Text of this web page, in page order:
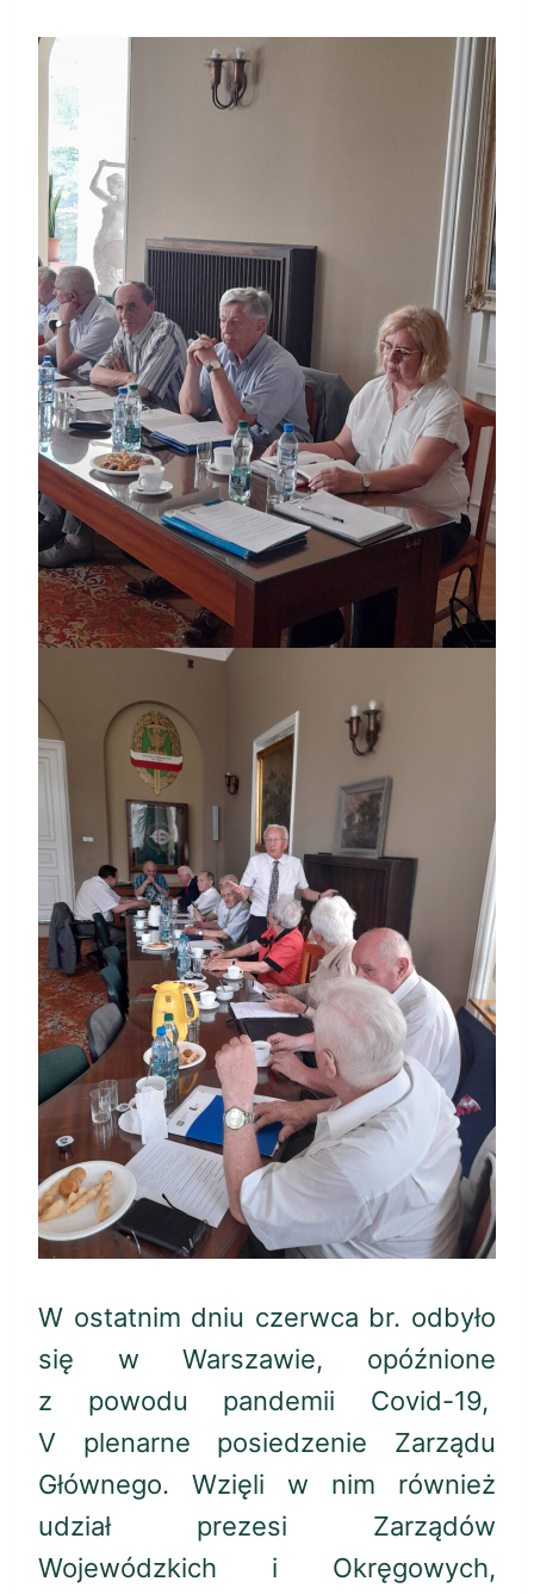
W ostatnim dniu czerwca br. odbyło
się w Warszawie, opóźnione
z powodu pandemii Covid-19,
V plenarne posiedzenie Zarządu
Głównego. Wzięli w nim również
udział prezesi Zarządów
Wojewódzkich i Okręgowych,